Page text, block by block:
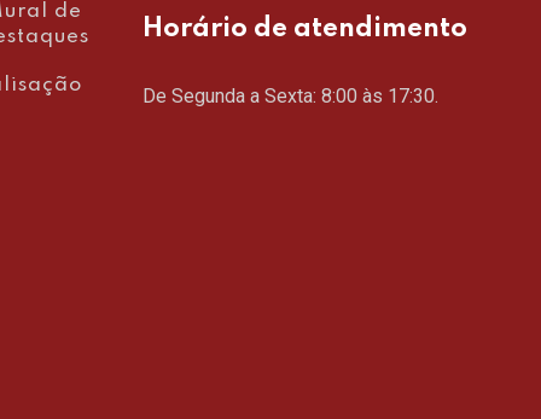
de
Horário de atendimento
De Segunda a Sexta: 8:00 às 17:30.